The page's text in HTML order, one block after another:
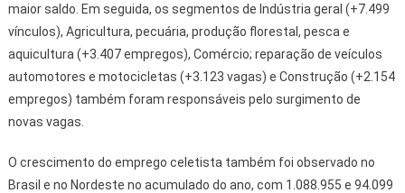
maior saldo. Em seguida, os segmentos de Indústria geral (+7.499
vínculos), Agricultura, pecuária, produção florestal, pesca e
aquicultura (+3.407 empregos), Comércio; reparação de veículos
automotores e motocicletas (+3.123 vagas) e Construção (+2.154
empregos) também foram responsáveis pelo surgimento de
novas vagas.
O crescimento do emprego celetista também foi observado no
Brasil e no Nordeste no acumulado do ano, com 1.088.955 e 94.099